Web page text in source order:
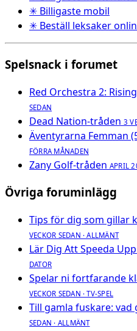
✳ Billigaste mobil
✳ Beställ leksaker
Spelsnack i forumet
Red Orchestra 2:
SEDAN
Dead Nation-tråden 3
Äventyrarna Femman
FÖRRA MÅNADEN
Zany Golf-tråden APRIL
Övriga foruminlägg
Tips för dig som gillar
VECKOR SEDAN · ALLMÄNT
Lär Dig Att Speeda
DATOR
Spelar ni fortfarande
VECKOR SEDAN · TV-SPEL
Till gamla fuskare:
SEDAN · ALLMÄNT